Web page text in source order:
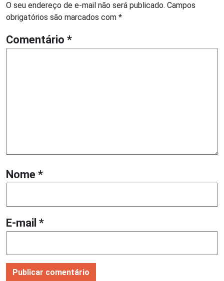
O seu endereço de e-mail não será publicado. Campos
obrigatórios são marcados com *
Comentário *
Nome *
E-mail *